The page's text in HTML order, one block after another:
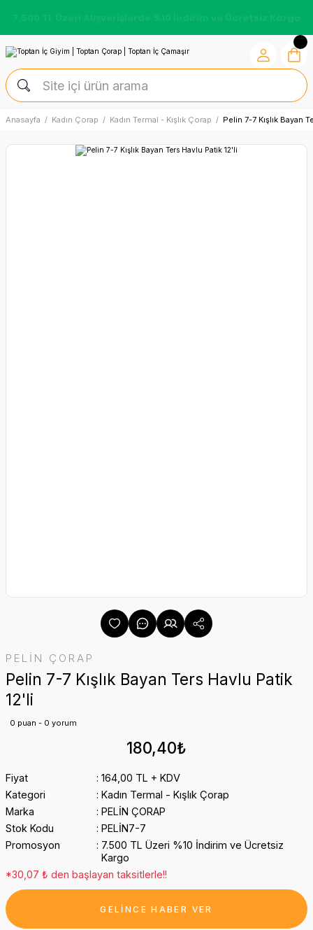
Anasayfa Kadın Çorap Kadın Termal - Kışlık Çorap Pelin 7-7 Kışlık Bayan
PELİN ÇORAP
Pelin 7-7 Kışlık Bayan Ters Havlu Patik
12'li
0 puan - 0 yorum
180,40₺
Fiyat
164,00 TL + KDV
Kategori
Kadın Termal - Kışlık Çorap
Marka
PELİN ÇORAP
Stok Kodu
PELİN7-7
Promosyon
7.500 TL Üzeri %10 İndirim ve Ücretsiz
Kargo
*30,07 ₺ den başlayan taksitlerle!!
GELİNCE HABER VER